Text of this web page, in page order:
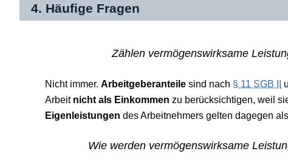
4. Häufige Fragen
Zählen vermögenswirksame
Nicht immer. Arbeitgeberanteile sind nach § 11 SGB II
Arbeit nicht als Einkommen zu berücksichtigen, weil
Eigenleistungen des Arbeitnehmers gelten dagegen
Wie werden vermögenswirksame